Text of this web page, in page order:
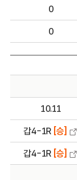
0
0
10.11
갑4-1R [승]
갑4-1R [승]